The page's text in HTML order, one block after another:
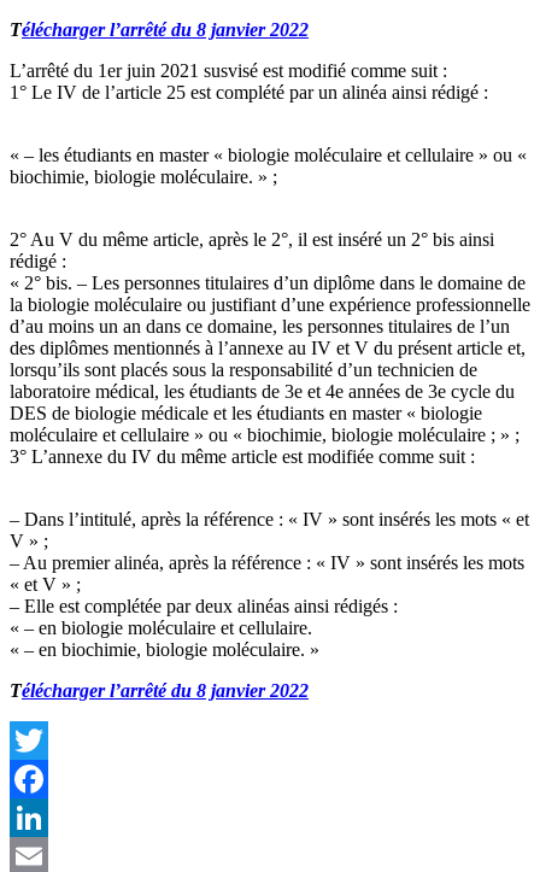
Télécharger l’arrêté du 8 janvier 2022
L’arrêté du 1er juin 2021 susvisé est modifié comme suit :
1° Le IV de l’article 25 est complété par un alinéa ainsi rédigé :
« – les étudiants en master « biologie moléculaire et cellulaire » ou «
biochimie, biologie moléculaire. » ;
2° Au V du même article, après le 2°, il est inséré un 2° bis ainsi
rédigé :
« 2° bis. – Les personnes titulaires d’un diplôme dans le domaine de
la biologie moléculaire ou justifiant d’une expérience professionnelle
d’au moins un an dans ce domaine, les personnes titulaires de l’un
des diplômes mentionnés à l’annexe au IV et V du présent article et,
lorsqu’ils sont placés sous la responsabilité d’un technicien de
laboratoire médical, les étudiants de 3e et 4e années de 3e cycle du
DES de biologie médicale et les étudiants en master « biologie
moléculaire et cellulaire » ou « biochimie, biologie moléculaire ; » ;
3° L’annexe du IV du même article est modifiée comme suit :
– Dans l’intitulé, après la référence : « IV » sont insérés les mots « et
V » ;
– Au premier alinéa, après la référence : « IV » sont insérés les mots
« et V » ;
– Elle est complétée par deux alinéas ainsi rédigés :
« – en biologie moléculaire et cellulaire.
« – en biochimie, biologie moléculaire. »
Télécharger l’arrêté du 8 janvier 2022
Twitter
Facebook
LinkedIn